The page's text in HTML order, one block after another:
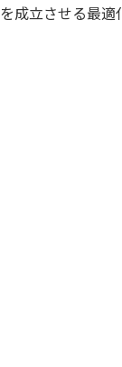
成立させる最